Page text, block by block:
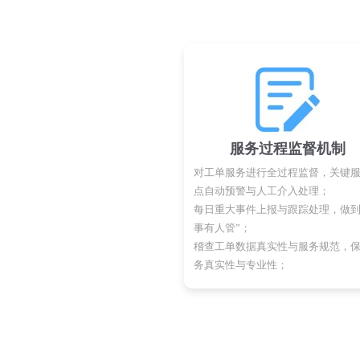
服务过程监督机制
对工单服务进行全过程监督，关键
点自动预警与人工介入处理；
每日重大事件上报与跟踪处理，做
事有人管”；
稽查工单数据真实性与服务规范，
务真实性与专业性；